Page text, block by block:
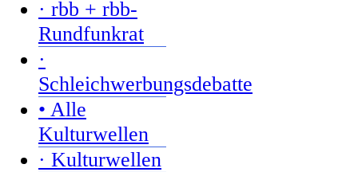
· rbb + rbb-
Rundfunkrat
·
Schleichwerbungsdebatte
• Alle
Kulturwellen
· Kulturwellen